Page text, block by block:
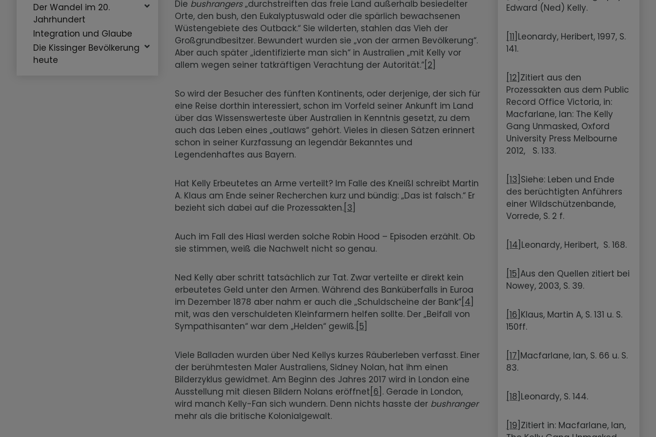
Der Wandel im 20.
Jahrhundert
Integration und Glaube
Die Kissinger Bevölkerung
heute
Die bushrangers„durchstreiften das freie Land außerhalb besiedelter
Orte, den bush, den Eukalyptuswald oder die spärlich bewachsenen
Wüstengebiete des Outback.“ Sie wilderten, stahlen das Vieh der
Großgrundbesitzer. Bewundert wurden sie „von der armen Bevölkerung“.
Aber auch später „identifizierte man sich“ in Australien „mit Kelly vor
allem wegen seiner tatkräftigen Verachtung der Autorität.“ [2]
So wird der Besucher des fünften Kontinents, oder derjenige, der sich für
eine Reise dorthin interessiert, schon im Vorfeld seiner Ankunft im Land
über das Wissenswerteste über Australien in Kenntnis gesetzt, zu dem
auch das Leben eines „outlaws“ gehört. Vieles in diesen Sätzen erinnert
schon in seiner Kurzfassung an legendär Bekanntes und
Legendenhaftes aus Bayern.
Hat Kelly Erbeutetes an Arme verteilt? Im Falle des Kneißl schreibt Martin
A. Klaus am Ende seiner Recherchen kurz und bündig: „Das ist falsch.“ Er
bezieht sich dabei auf die Prozessakten. [3]
Auch im Fall des Hiasl werden solche Robin Hood – Episoden erzählt. Ob
sie stimmen, weiß die Nachwelt nicht so genau.
Ned Kelly aber schritt tatsächlich zur Tat. Zwar verteilte er direkt kein
erbeutetes Geld unter den Armen. Während des Banküberfalls in Euroa
im Dezember 1878 aber nahm er auch die „Schuldscheine der Bank“ [4]
mit, was den verschuldeten Kleinfarmern helfen sollte. Der „Beifall von
Sympathisanten“ war dem „Helden“ gewiß. [5]
Viele Balladen wurden über Ned Kellys kurzes Räuberleben verfasst. Einer
der berühmtesten Maler Australiens, Sidney Nolan, hat ihm einen
Bilderzyklus gewidmet. Am Beginn des Jahres 2017 wird in London eine
Ausstellung mit diesen Bildern Nolans eröffnet [6] . Gerade in London,
wird manch Kelly-Fan sich wundern. Denn nichts hasste der bushranger
mehr als die britische Kolonialgewalt.
Edward (Ned) Kelly.
[11] Leonardy, Heribert, 1997, S.
141.
[12] Zitiert aus den
Prozessakten aus dem Public
Record Office Victoria, in:
Macfarlane, Ian: The Kelly
Gang Unmasked, Oxford
University Press Melbourne
2012, S. 133.
[13] Siehe: Leben und Ende
des berüchtigten Anführers
einer Wildschützenbande,
Vorrede, S. 2 f.
[14] Leonardy, Heribert, S. 168.
[15] Aus den Quellen zitiert bei
Nowey, 2003, S. 39.
[16] Klaus, Martin A, S. 131 u. S.
150ff.
[17] Macfarlane, Ian, S. 66 u. S.
83.
[18] Leonardy, S. 144.
[19] Zitiert in: Macfarlane, Ian,